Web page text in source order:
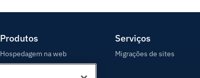
Produtos
Hospedagem na web
Serviços
Migrações de sites